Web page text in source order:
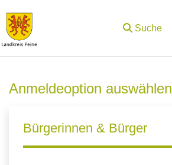
Zum Hauptinhalt springen
Suche
Anmeldeoption auswählen
Bürgerinnen & Bürger